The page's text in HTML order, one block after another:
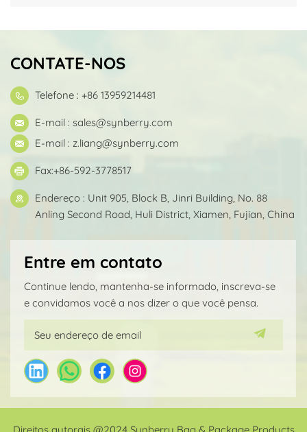
CONTATE-NOS
Telefone : +86 13959214481
E-mail : sales@synberry.com
E-mail : z.liang@synberry.com
Fax:+86-592-3778517
Endereço : Unit 905, Block B, Jinri Building, No. 88
Anling Second Road, Huli District, Xiamen, Fujian, China
Entre em contato
Continue lendo, mantenha-se informado, inscreva-se
e convidamos você a nos dizer o que você pensa.